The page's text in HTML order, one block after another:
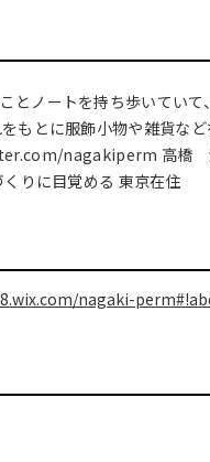
とノートを持ち歩いていて
もとに服飾小物や雑貨な
nagakiperm 高橋
りに目覚める 東京在住
nagaki-